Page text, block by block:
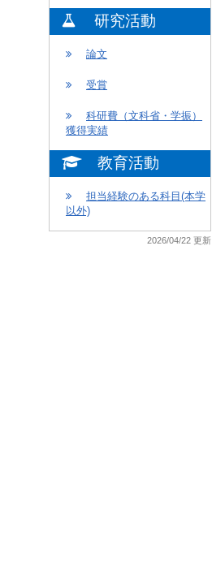
研究活動
論文
受賞
科研費（文科省・学振）
獲得実績
教育活動
担当経験のある科目(本学
以外)
2026/04/22 更新